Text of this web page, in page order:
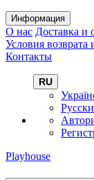
Информация
О нас Доставка и
Условия возврата
Контакты
RU
Playhouse